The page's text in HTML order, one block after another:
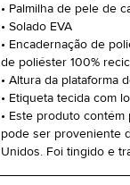
• Palmilha de pele de
• Solado EVA
• Encadernação de
de poliéster 100%
• Altura da plataforma
• Etiqueta tecida com
• Este produto
pode ser proveniente
Unidos. Foi tingido e